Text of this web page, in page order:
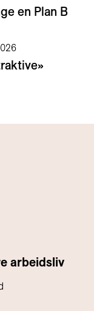
en Plan B
arbeidsliv